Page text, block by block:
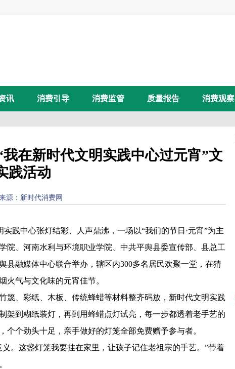
讯 消费引导 消费监管 质量报告 消费观察
在新时代文明实践中心过元宵”文
践活动
源： 新时代消费网
中心张灯结彩、人声鼎沸，一场以“我们的节日·元宵”为主
院、河南水利与环境职业学院、中共平舆县委宣传部、县总工
县融媒体中心联合举办，辖区内300多名居民欢聚一堂，在猜
火气与文化味的元宵佳节。
、彩纸、木板、传统蜂蜡等材料整齐码放，新时代文明实践
架到糊纸装灯，再到用蜂蜡点灯试亮，每一步都透着老手艺的
个劲头十足，亲手做好的灯笼全部免费赠予参与者。
这盏灯笼我要挂在家里，让孩子记住老祖宗的手艺。”带着